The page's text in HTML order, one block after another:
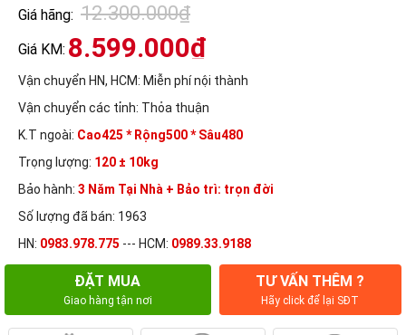
Giá hãng: 12.300.000₫
Giá KM: 8.599.000₫
Vận chuyển HN, HCM: Miễn phí nội thành
Vận chuyển các tỉnh: Thỏa thuận
K.T ngoài: Cao425 * Rộng500 * Sâu480
Trọng lượng: 120 ± 10kg
Bảo hành: 3 Năm Tại Nhà + Bảo trì: trọn đời
Số lượng đã bán: 1963
HN: 0983.978.775 --- HCM: 0989.33.9188
ĐẶT MUA
Giao hàng tận nơi
TƯ VẤN THÊM ?
Hãy click để lại SĐT